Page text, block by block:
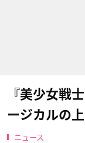
『美少女戦
ージカルの
ニュース